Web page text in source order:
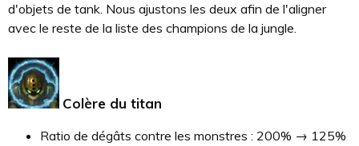
d'objets de tank. Nous ajustons les deux afin de l'aligner
avec le reste de la liste des champions de la jungle.
Colère du titan
Ratio de dégâts contre les monstres : 200% → 125%